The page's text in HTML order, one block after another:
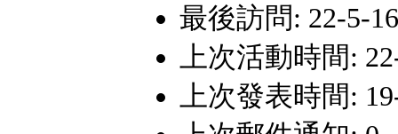
最後訪問: 22-5-
上次活動時間:
上次發表時間: